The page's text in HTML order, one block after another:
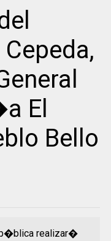
El
Bello
realizar�